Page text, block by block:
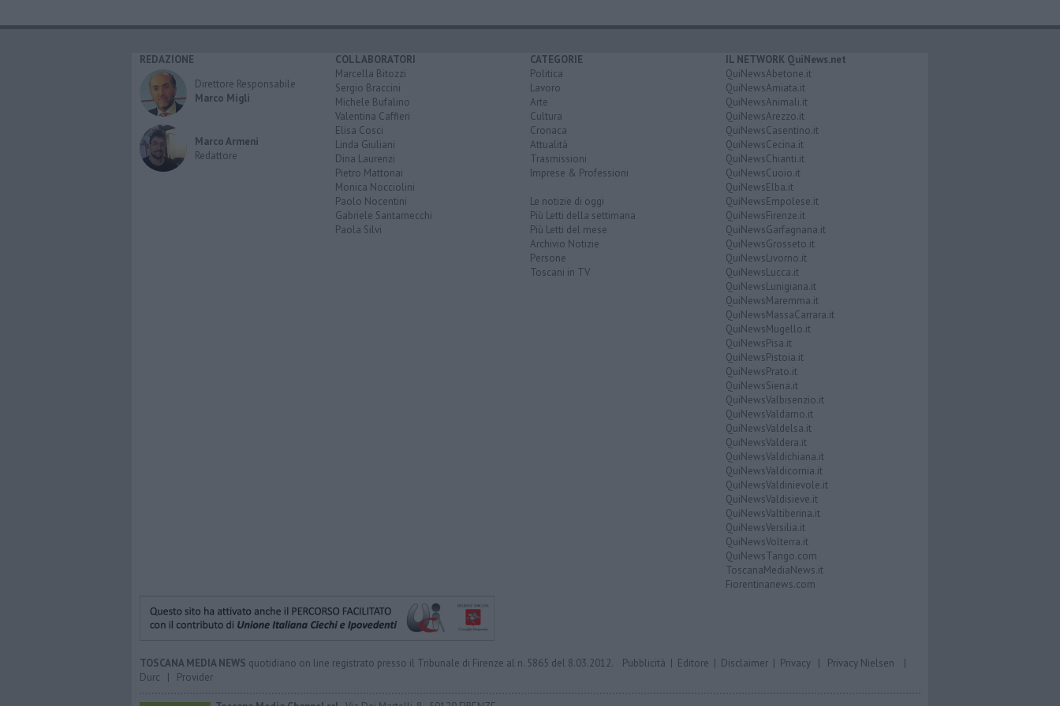
REDAZIONE
Direttore Responsabile
Marco Migli
Marco Armeni
Redattore
COLLABORATORI
Marcella Bitozzi
Sergio Braccini
Michele Bufalino
Valentina Caffieri
Elisa Cosci
Linda Giuliani
Dina Laurenzi
Pietro Mattonai
Monica Nocciolini
Paolo Nocentini
Gabriele Santarnecchi
Paola Silvi
CATEGORIE
Politica
Lavoro
Arte
Cultura
Cronaca
Attualità
Trasmissioni
Imprese & Professioni
Le notizie di oggi
Più Letti della settimana
Più Letti del mese
Archivio Notizie
Persone
Toscani in TV
IL NETWORK QuiNews.net
QuiNewsAbetone.it
QuiNewsAmiata.it
QuiNewsAnimali.it
QuiNewsArezzo.it
QuiNewsCasentino.it
QuiNewsCecina.it
QuiNewsChianti.it
QuiNewsCuoio.it
QuiNewsElba.it
QuiNewsEmpolese.it
QuiNewsFirenze.it
QuiNewsGarfagnana.it
QuiNewsGrosseto.it
QuiNewsLivorno.it
QuiNewsLucca.it
QuiNewsLunigiana.it
QuiNewsMaremma.it
QuiNewsMassaCarrara.it
QuiNewsMugello.it
QuiNewsPisa.it
QuiNewsPistoia.it
QuiNewsPrato.it
QuiNewsSiena.it
QuiNewsValbisenzio.it
QuiNewsValdarno.it
QuiNewsValdelsa.it
QuiNewsValdera.it
QuiNewsValdichiana.it
QuiNewsValdicornia.it
QuiNewsValdinievole.it
QuiNewsValdisieve.it
QuiNewsValtiberina.it
QuiNewsVersilia.it
QuiNewsVolterra.it
QuiNewsTango.com
ToscanaMediaNews.it
Fiorentinanews.com
TOSCANA MEDIA NEWS quotidiano on line registrato presso il Tribunale di Firenze al n. 5865 del 8.03.2012. Pubblicità | Editore | Disclaimer | Privacy | Privacy Nielsen |
Durc | Provider